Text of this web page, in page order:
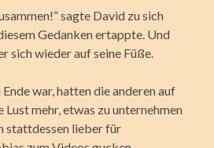
sagte David zu sich
Gedanken ertappte. Und
sich wieder auf seine Füße.
war, hatten die anderen auf
mehr, etwas zu unternehmen
stattdessen lieber für